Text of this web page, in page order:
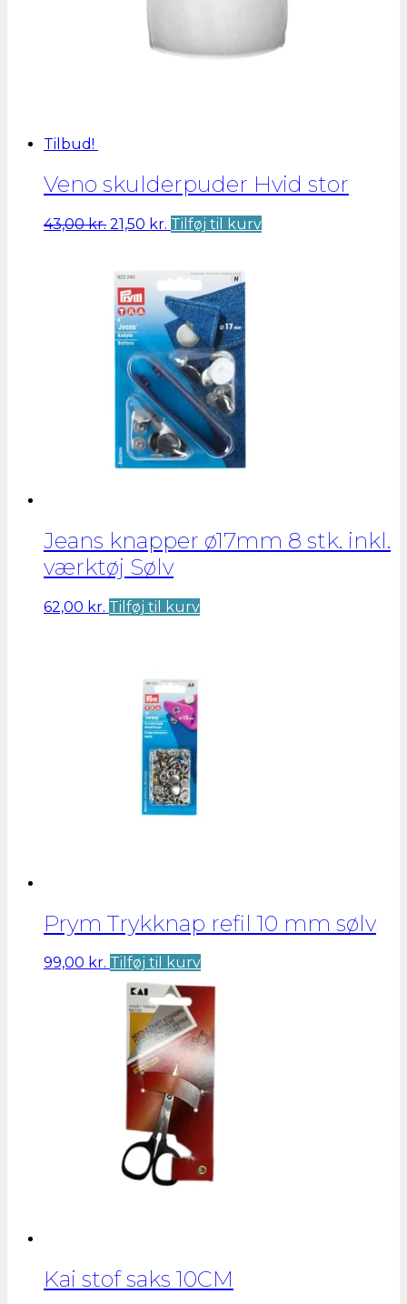
Tilbud!
Veno skulderpuder Hvid stor
43,00kr. Den
var:
43,00 kr..
21,50 kr. Den
er:
21,50 kr..
Tilføj til kurv
Jeans knapper ø17mm 8 stk. inkl.
værktøj Sølv
62,00 kr. Tilføj til kurv
Prym Trykknap refil 10 mm sølv
99,00 kr. Tilføj til kurv
Kai stof saks 10CM